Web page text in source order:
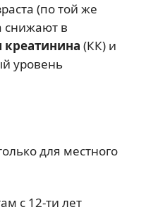
(по той же
снижают в
(КК) и
уровень
для местного
с 12-ти лет